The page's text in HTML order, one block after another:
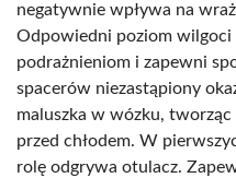
negatywnie wpływa na
Odpowiedni poziom wilgoci
podrażnieniom i zapewni
spacerów niezastąpiony
maluszka w wózku,
przed chłodem. W
rolę odgrywa otulacz.